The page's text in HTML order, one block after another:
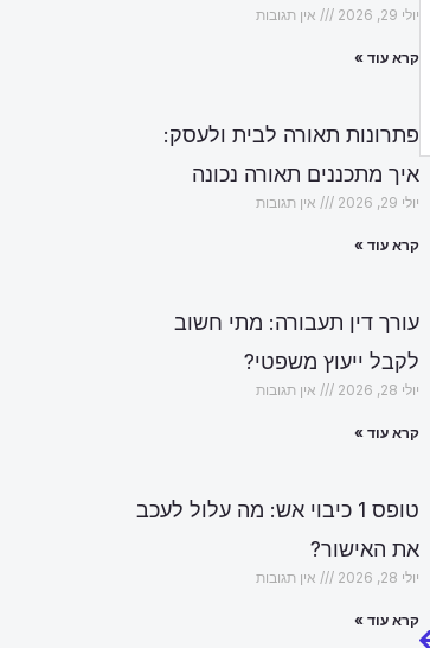
הבא
יולי 29, 2026 אין תגובות
קרא עוד »
פתרונות תאורה לבית ולעסק:
איך מתכננים תאורה נכונה
יולי 29, 2026 אין תגובות
קרא עוד »
עורך דין תעבורה: מתי חשוב
לקבל ייעוץ משפטי?
יולי 28, 2026 אין תגובות
קרא עוד »
טופס 1 כיבוי אש: מה עלול לעכב
את האישור?
יולי 28, 2026 אין תגובות
קרא עוד »